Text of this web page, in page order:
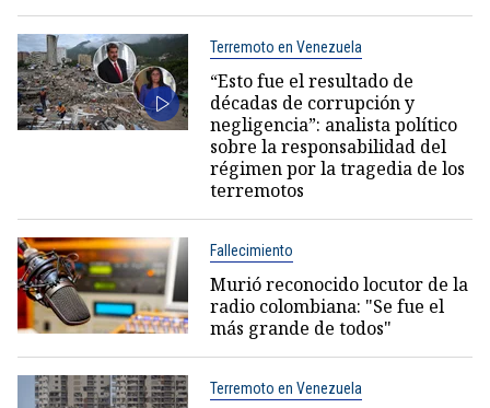
Terremoto en Venezuela
“Esto fue el resultado de
décadas de corrupción y
negligencia”: analista político
sobre la responsabilidad del
régimen por la tragedia de los
terremotos
Fallecimiento
Murió reconocido locutor de la
radio colombiana: "Se fue el
más grande de todos"
Terremoto en Venezuela